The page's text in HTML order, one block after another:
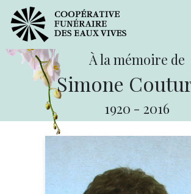
À la mémoire de
Simone
1920 - 2016